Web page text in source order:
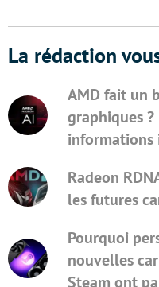
La rédaction
AMD fait un
graphiques
Radeon
les futures
Pourquoi
nouvelles
Steam ont